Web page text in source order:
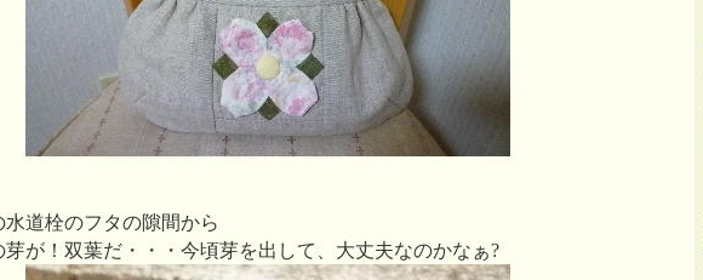
道栓のフタの隙間から
芽が！双葉だ・・・今頃芽を出して、大丈夫なのかなぁ?